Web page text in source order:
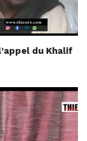
du Khalif